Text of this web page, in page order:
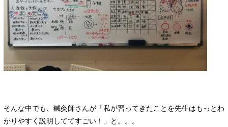
そんな中でも、鍼灸師さんが「私が習ってきたことを先生はもっとわ
かりやすく説明しててすごい！」と。。。